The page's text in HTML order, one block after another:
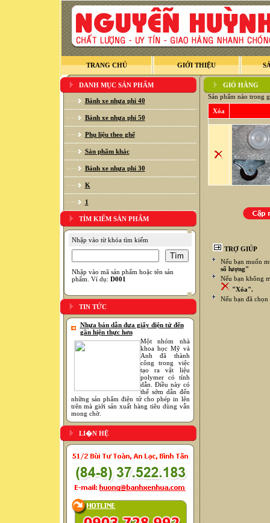
TRANG CHỦ GIỚI THIỆU
DANH MỤC SẢN PHẨM
Bánh xe nhựa phi 40
Bánh xe nhựa phi 50
Phụ liệu theo ghế
Sản phẩm khác
Bánh xe nhựa phi 30
K
1
TÌM KIẾM SẢN PHẨM
Nhập vào từ khóa tìm kiếm
Nhập vào mã sản phẩm hoặc tên sản
phẩm. Ví dụ: D001
TIN TỨC
Nhựa bán dẫn đưa giấy điện tử đến
gần hiện thực hơn
Một nhóm nhà
khoa học Mỹ và
Anh đã thành
công trong việc
tạo ra vật liệu
polymer có tính
dẫn. Điều này có
thể sớm dẫn đến
những sản phẩm điện tử cho phép in lên
trên mà giới sản xuất hàng tiêu dùng vẫn
mong chờ.
LI�N HỆ
GIỎ HÀNG
Sản phẩm nào trong
Xóa
TRỢ GIÚP
Nếu bạn muốn
số lượng"
Nếu bạn không
"Xóa".
Nếu bạn đã